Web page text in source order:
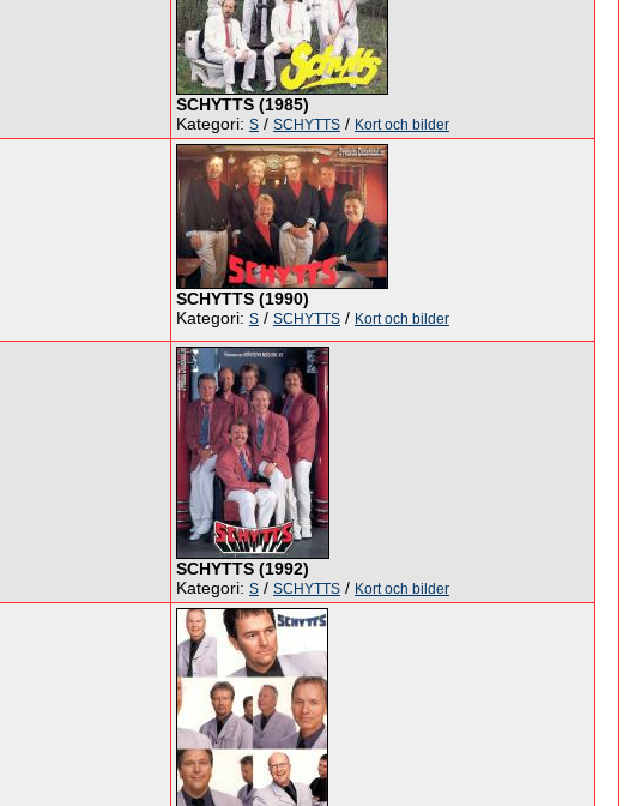
SCHYTTS (1985)
Kategori: S / SCHYTTS / Kort och bilder
SCHYTTS (1990)
Kategori: S / SCHYTTS / Kort och bilder
SCHYTTS (1992)
Kategori: S / SCHYTTS / Kort och bilder